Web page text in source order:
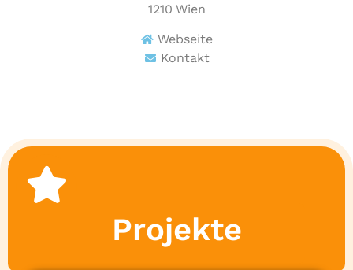
1210 Wien
Webseite
Kontakt
Projekte